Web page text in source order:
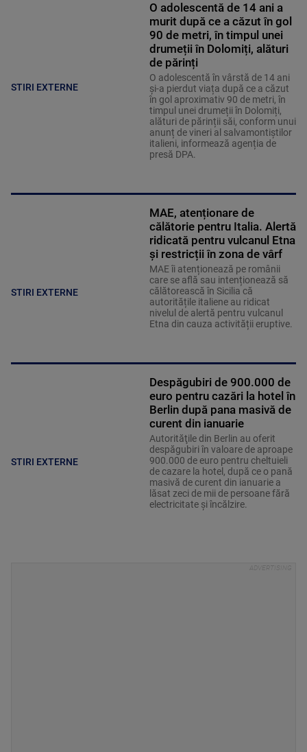
STIRI EXTERNE
O adolescentă de 14 ani a
murit după ce a căzut în gol
90 de metri, în timpul unei
drumeții în Dolomiți, alături
de părinți
O adolescentă în vârstă de 14 ani
și-a pierdut viața după ce a căzut
în gol aproximativ 90 de metri, în
timpul unei drumeții în Dolomiți,
alături de părinții săi, conform unui
anunț de vineri al salvamontiștilor
italieni, informează agenția de
presă DPA.
STIRI EXTERNE
MAE, atenționare de
călătorie pentru Italia. Alertă
ridicată pentru vulcanul Etna
și restricții în zona de vârf
MAE îi atenționează pe românii
care se află sau intenționează să
călătorească în Sicilia că
autoritățile italiene au ridicat
nivelul de alertă pentru vulcanul
Etna din cauza activității eruptive.
STIRI EXTERNE
Despăgubiri de 900.000 de
euro pentru cazări la hotel în
Berlin după pana masivă de
curent din ianuarie
Autorităţile din Berlin au oferit
despăgubiri în valoare de aproape
900.000 de euro pentru cheltuieli
de cazare la hotel, după ce o pană
masivă de curent din ianuarie a
lăsat zeci de mii de persoane fără
electricitate şi încălzire.